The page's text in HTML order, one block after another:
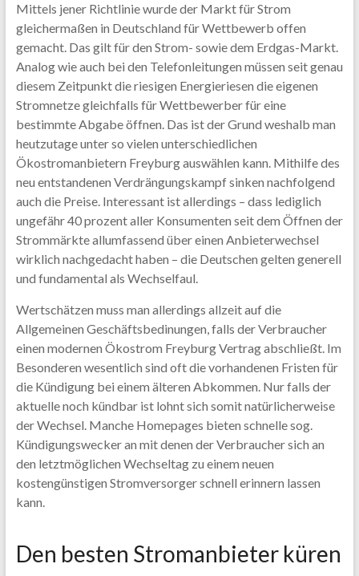
Mittels jener Richtlinie wurde der Markt für Strom
gleichermaßen in Deutschland für Wettbewerb offen
gemacht. Das gilt für den Strom- sowie dem Erdgas-Markt.
Analog wie auch bei den Telefonleitungen müssen seit genau
diesem Zeitpunkt die riesigen Energieriesen die eigenen
Stromnetze gleichfalls für Wettbewerber für eine
bestimmte Abgabe öffnen. Das ist der Grund weshalb man
heutzutage unter so vielen unterschiedlichen
Ökostromanbietern Freyburg auswählen kann. Mithilfe des
neu entstandenen Verdrängungskampf sinken nachfolgend
auch die Preise. Interessant ist allerdings – dass lediglich
ungefähr 40 prozent aller Konsumenten seit dem Öffnen der
Strommärkte allumfassend über einen Anbieterwechsel
wirklich nachgedacht haben – die Deutschen gelten generell
und fundamental als Wechselfaul.
Wertschätzen muss man allerdings allzeit auf die
Allgemeinen Geschäftsbedinungen, falls der Verbraucher
einen modernen Ökostrom Freyburg Vertrag abschließt. Im
Besonderen wesentlich sind oft die vorhandenen Fristen für
die Kündigung bei einem älteren Abkommen. Nur falls der
aktuelle noch kündbar ist lohnt sich somit natürlicherweise
der Wechsel. Manche Homepages bieten schnelle sog.
Kündigungswecker an mit denen der Verbraucher sich an
den letztmöglichen Wechseltag zu einem neuen
kostengünstigen Stromversorger schnell erinnern lassen
kann.
Den besten Stromanbieter küren